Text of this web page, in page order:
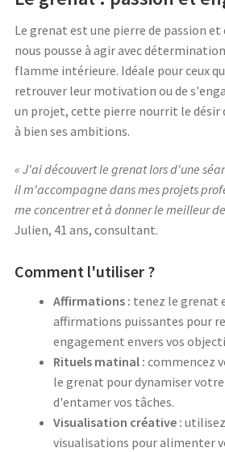
Le grenat est une pierre de passion
nous pousse à agir avec
flamme intérieure. Idéale pour ceux
retrouver leur motivation ou de
un projet, cette pierre nourrit le désir
à bien ses ambitions.
« J'ai découvert le grenat lors d'une
il m'accompagne dans mes projets
me concentrer et à donner le meilleur
Julien, 41 ans, consultant.
Comment l'utiliser ?
Affirmations : tenez le grenat
affirmations puissantes pour
engagement envers vos
Rituels matinal : commencez
le grenat pour dynamiser
d'entamer vos tâches.
Visualisation créative :
visualisations pour alimenter